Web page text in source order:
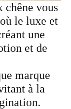
vous
le luxe et
une
et de
marque
à la